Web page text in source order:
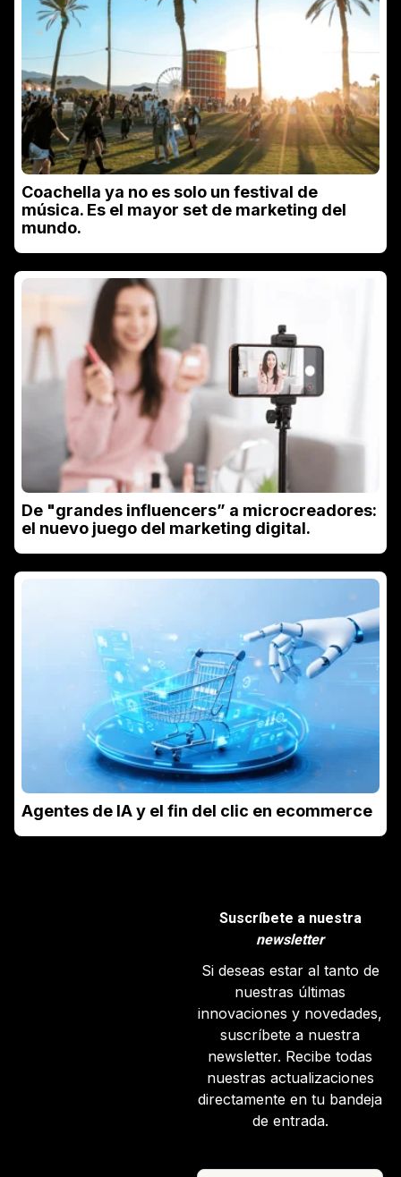
Coachella ya no es solo un festival de
música. Es el mayor set de marketing del
mundo.
De "grandes influencers” a microcreadores:
el nuevo juego del marketing digital.
Agentes de IA y el fin del clic en ecommerce
Suscríbete a nuestra
newsletter
Si deseas estar al tanto de
nuestras últimas
innovaciones y novedades,
suscríbete a nuestra
newsletter. Recibe todas
nuestras actualizaciones
directamente en tu bandeja
de entrada.